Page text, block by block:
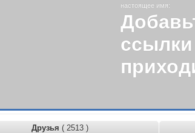
настоящее имя:
ссылки
Друзья ( 2513 )